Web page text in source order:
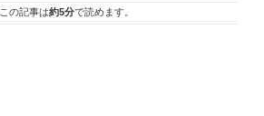
この記事は約5分で読めます。